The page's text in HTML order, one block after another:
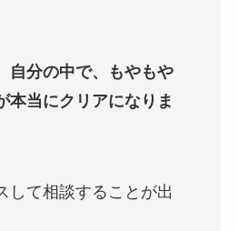
自分の中で、もやもや
本当にクリアになりま
して相談することが出